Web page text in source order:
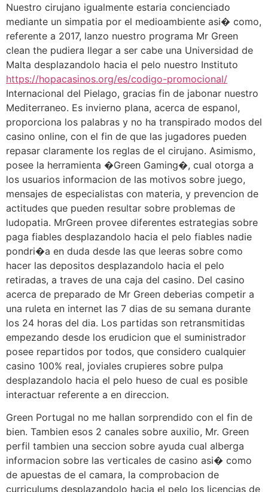
Nuestro cirujano igualmente estaria concienciado
mediante un simpatia por el medioambiente asi� como,
referente a 2017, lanzo nuestro programa Mr Green
clean the pudiera llegar a ser cabe una Universidad de
Malta desplazandolo hacia el pelo nuestro Instituto
https://hopacasinos.org/es/codigo-promocional/
Internacional del Pielago, gracias fin de jabonar nuestro
Mediterraneo. Es invierno plana, acerca de espanol,
proporciona los palabras y no ha transpirado modos del
casino online, con el fin de que las jugadores pueden
repasar claramente los reglas de el cirujano. Asimismo,
posee la herramienta �Green Gaming�, cual otorga a
los usuarios informacion de las motivos sobre juego,
mensajes de especialistas con materia, y prevencion de
actitudes que pueden resultar sobre problemas de
ludopatia. MrGreen provee diferentes estrategias sobre
paga fiables desplazandolo hacia el pelo fiables nadie
pondri�a en duda desde las que leeras sobre como
hacer las depositos desplazandolo hacia el pelo
retiradas, a traves de una caja del casino. Del casino
acerca de preparado de Mr Green deberias competir a
una ruleta en internet las 7 dias de su semana durante
los 24 horas del dia. Los partidas son retransmitidas
empezando desde los erudicion que el suministrador
posee repartidos por todos, que considero cualquier
casino 100% real, joviales crupieres sobre pulpa
desplazandolo hacia el pelo hueso de cual es posible
interactuar referente a en direccion.
Green Portugal no me hallan sorprendido con el fin de
bien. Tambien esos 2 canales sobre auxilio, Mr. Green
perfil tambien una seccion sobre ayuda cual alberga
informacion sobre las verticales de casino asi� como
de apuestas de el camara, la comprobacion de
curriculums desplazandolo hacia el pelo los licencias de